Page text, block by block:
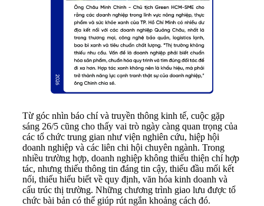
Từ góc nhìn báo chí và truyền thông kinh tế, cuộc gặp
sáng 26/5 cũng cho thấy vai trò ngày càng quan trọng của
các tổ chức trung gian như viện nghiên cứu, hiệp hội
doanh nghiệp và các liên chi hội chuyên ngành. Trong
nhiều trường hợp, doanh nghiệp không thiếu thiện chí hợp
tác, nhưng thiếu thông tin đáng tin cậy, thiếu đầu mối kết
nối, thiếu hiểu biết về quy định, văn hóa kinh doanh và
cấu trúc thị trường. Những chương trình giao lưu được tổ
chức bài bản có thể giúp rút ngắn khoảng cách đó.